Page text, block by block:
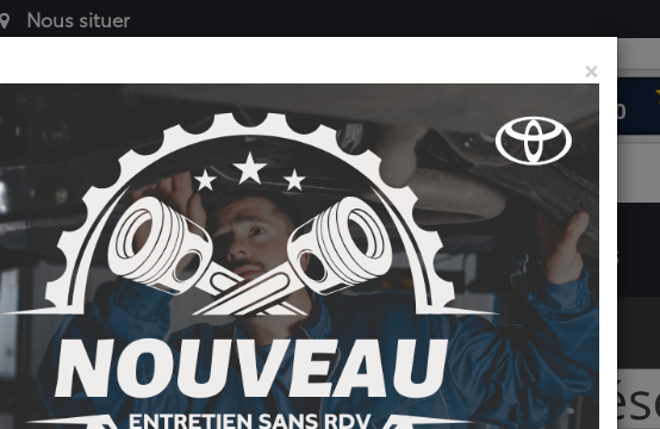
Nous situer
VÉHICULES
DE SOCIÉTÉ
SERVICE
APRÈS-VENTE
PIÈCES AUTOMOBILES
ACCESSOIRES VÉHICULES
×